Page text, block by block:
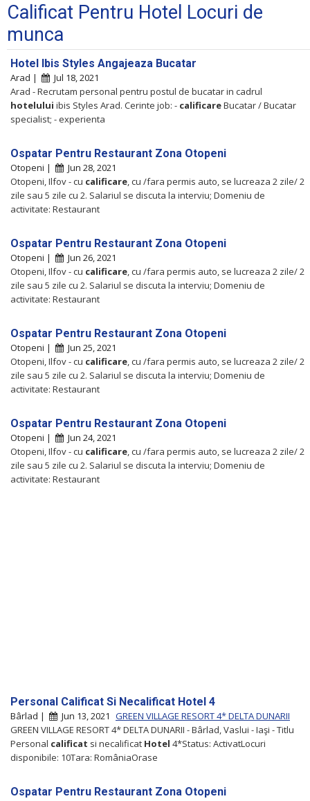
Calificat Pentru Hotel Locuri de
munca
Hotel Ibis Styles Angajeaza Bucatar
Arad |
Jul 18, 2021
Arad - Recrutam personal pentru postul de bucatar in cadrul
hotelului ibis Styles Arad. Cerinte job: - calificareBucatar / Bucatar
specialist; - experienta
Ospatar Pentru Restaurant Zona Otopeni
Otopeni |
Jun 28, 2021
Otopeni, Ilfov - cu calificare , cu /fara permis auto, se lucreaza 2 zile/ 2
zile sau 5 zile cu 2. Salariul se discuta la interviu; Domeniu de
activitate: Restaurant
Ospatar Pentru Restaurant Zona Otopeni
Otopeni |
Jun 26, 2021
Otopeni, Ilfov - cu calificare , cu /fara permis auto, se lucreaza 2 zile/ 2
zile sau 5 zile cu 2. Salariul se discuta la interviu; Domeniu de
activitate: Restaurant
Ospatar Pentru Restaurant Zona Otopeni
Otopeni |
Jun 25, 2021
Otopeni, Ilfov - cu calificare , cu /fara permis auto, se lucreaza 2 zile/ 2
zile sau 5 zile cu 2. Salariul se discuta la interviu; Domeniu de
activitate: Restaurant
Ospatar Pentru Restaurant Zona Otopeni
Otopeni |
Jun 24, 2021
Otopeni, Ilfov - cu calificare , cu /fara permis auto, se lucreaza 2 zile/ 2
zile sau 5 zile cu 2. Salariul se discuta la interviu; Domeniu de
activitate: Restaurant
Personal Calificat Si Necalificat Hotel 4
Bârlad | Jun 13, 2021 GREEN VILLAGE RESORT 4* DELTA DUNARII
GREEN VILLAGE RESORT 4* DELTA DUNARII - Bârlad, Vaslui - Iaşi - Titlu
Personal calificat si necalificat Hotel 4*Status: ActivatLocuri
disponibile: 10Tara: RomâniaOrase
Ospatar Pentru Restaurant Zona Otopeni